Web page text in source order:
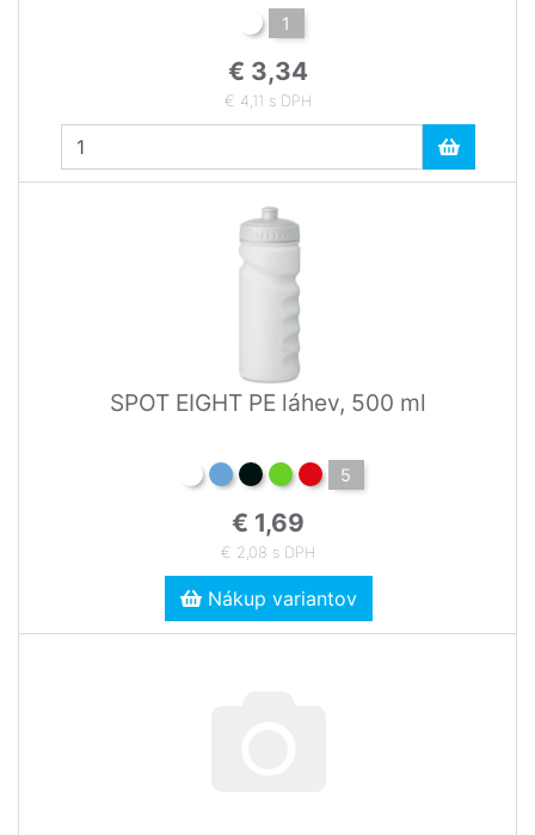
1
€ 3,34
€ 4,11 s DPH
SPOT EIGHT PE láhev, 500 ml
5
€ 1,69
€ 2,08 s DPH
Nákup variantov